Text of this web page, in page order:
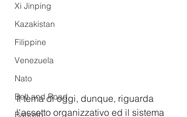
Xi Jinping
Kazakistan
Filippine
Venezuela
Nato
Belt and Road
Bahrein
Il tema di oggi, dunque, riguarda
l'assetto organizzativo ed il sistema